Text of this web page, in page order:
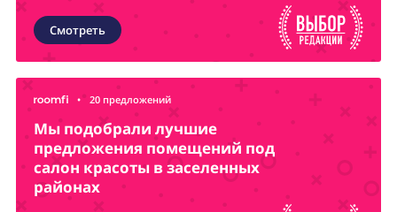
Смотреть
• 20 предложений
Мы подобрали лучшие
предложения помещений под
салон красоты в заселенных
районах